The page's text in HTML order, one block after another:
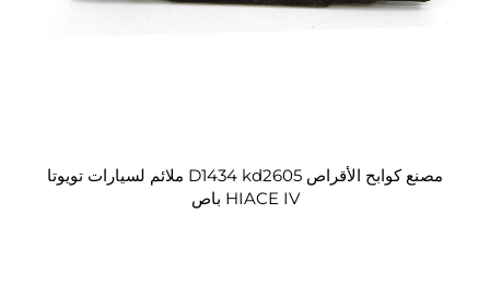
مصنع كوابح الأقراص D1434 kd2605 ملائم لسيارات تويوتا
HIACE IV باص